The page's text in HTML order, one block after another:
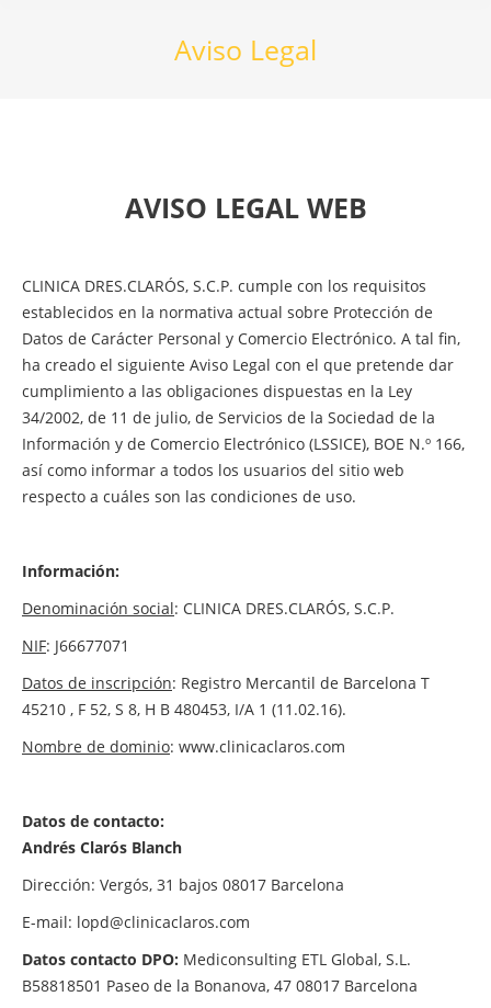
Aviso Legal
AVISO LEGAL WEB
CLINICA DRES.CLARÓS, S.C.P. cumple con los requisitos
establecidos en la normativa actual sobre Protección de
Datos de Carácter Personal y Comercio Electrónico. A tal fin,
ha creado el siguiente Aviso Legal con el que pretende dar
cumplimiento a las obligaciones dispuestas en la Ley
34/2002, de 11 de julio, de Servicios de la Sociedad de la
Información y de Comercio Electrónico (LSSICE), BOE N.º 166,
así como informar a todos los usuarios del sitio web
respecto a cuáles son las condiciones de uso.
Información:
Denominación social: CLINICA DRES.CLARÓS, S.C.P.
NIF: J66677071
Datos de inscripción: Registro Mercantil de Barcelona T
45210 , F 52, S 8, H B 480453, I/A 1 (11.02.16).
Nombre de dominio: www.clinicaclaros.com
Datos de contacto:
Andrés Clarós Blanch
Dirección: Vergós, 31 bajos 08017 Barcelona
E-mail: lopd@clinicaclaros.com
Datos contacto DPO: Mediconsulting ETL Global, S.L.
B58818501 Paseo de la Bonanova, 47 08017 Barcelona